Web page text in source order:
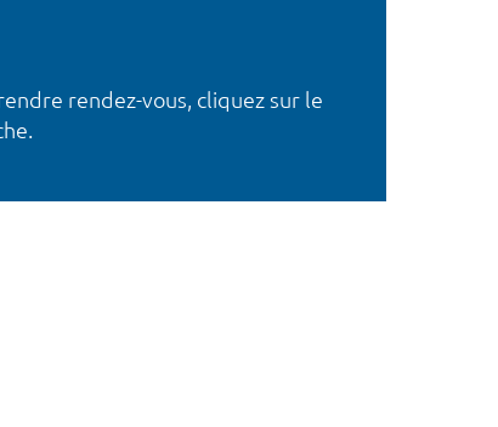
rendez-vous, cliquez sur le